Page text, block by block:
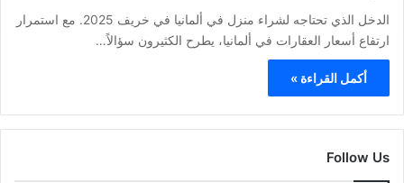
الدخل الذي تحتاجه لشراء منزل في ألمانيا في خريف 2025. مع استمرار
ارتفاع أسعار العقارات في ألمانيا، يطرح الكثيرون سؤالاً…
أكمل القراءة »
Follow Us